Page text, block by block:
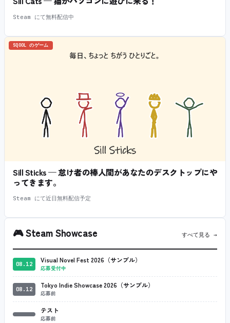
Steam にて無料配信中
SQOOL のゲーム
Sill Sticks — 怠け者の棒人間があなたのデスクトップにや
ってきます。
Steam にて近日無料配信予定
🎮Steam Showcase すべて見る →
08.12 Visual Novel Fest 2026（サンプル）
応募受付中
08.12 Tokyo Indie Showcase 2026（サンプル）
応募前
テスト
応募前